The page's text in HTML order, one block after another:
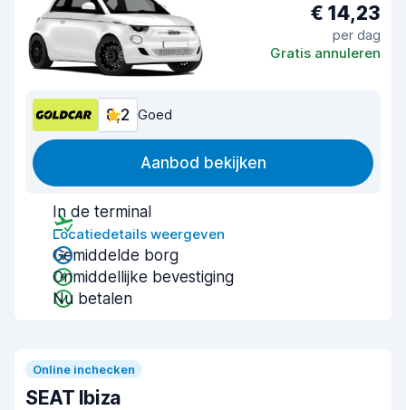
€ 14,23
per dag
Gratis annuleren
8,2 Goed
Aanbod bekijken
In de terminal
Locatiedetails weergeven
Gemiddelde borg
Onmiddellijke bevestiging
Nu betalen
Online inchecken
SEAT Ibiza